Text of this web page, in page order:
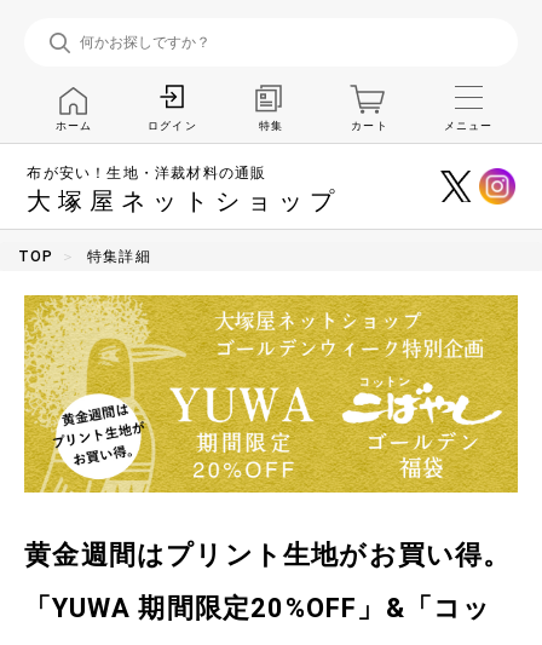
布が安い！生地・洋裁材料の通販
大塚屋ネットショップ
ホーム ログイン 特集 カート メニュー
TOP 特集詳細
黄金週間はプリント生地がお買い得。
「YUWA 期間限定20%OFF」&「コッ